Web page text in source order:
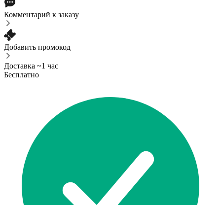
Комментарий к заказу
Добавить промокод
Доставка ~1 час
Бесплатно